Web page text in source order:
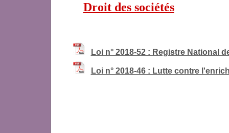
Droit des sociétés
Loi n° 2018-52 : Registre National
Loi n° 2018-46 : Lutte contre